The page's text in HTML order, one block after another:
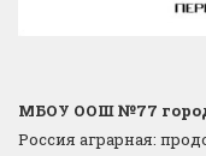
МБОУ ООШ №77
Россия аграрная: